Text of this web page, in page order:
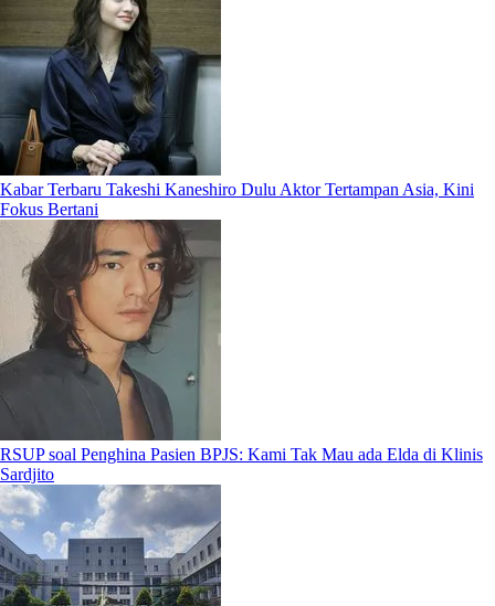
Kabar Terbaru Takeshi Kaneshiro Dulu Aktor Tertampan Asia, Kini
Fokus Bertani
RSUP soal Penghina Pasien BPJS: Kami Tak Mau ada Elda di Klinis
Sardjito